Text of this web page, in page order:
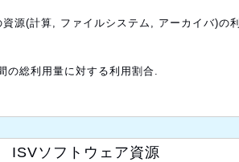
源(計算, ファイルシステム, アーカイバ)の
の総利用量に対する利用割合.
ISVソフトウェア資源